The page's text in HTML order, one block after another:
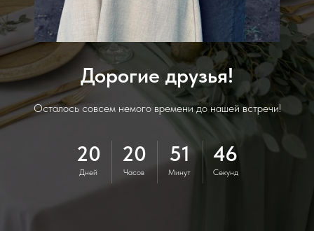
Дорогие друзья!
Осталось совсем немого времени до нашей встречи!
20
Дней
20
Часов
51
Минут
45
Секунд